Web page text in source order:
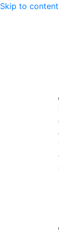
Skip to content